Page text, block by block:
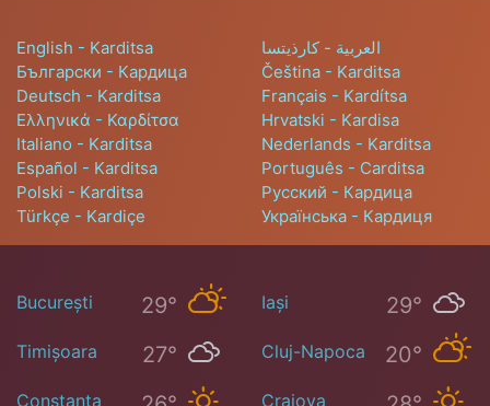
English - Karditsa
العربية - كارذيتسا
Български - Кардица
Čeština - Karditsa
Deutsch - Karditsa
Français - Kardítsa
Ελληνικά - Καρδίτσα
Hrvatski - Kardisa
Italiano - Karditsa
Nederlands - Karditsa
Español - Karditsa
Português - Carditsa
Polski - Karditsa
Русский - Кардица
Türkçe - Kardiçe
Українська - Кардиця
București 29° Iași 29°
Timișoara 27° Cluj-Napoca 20°
Constanța Craiova